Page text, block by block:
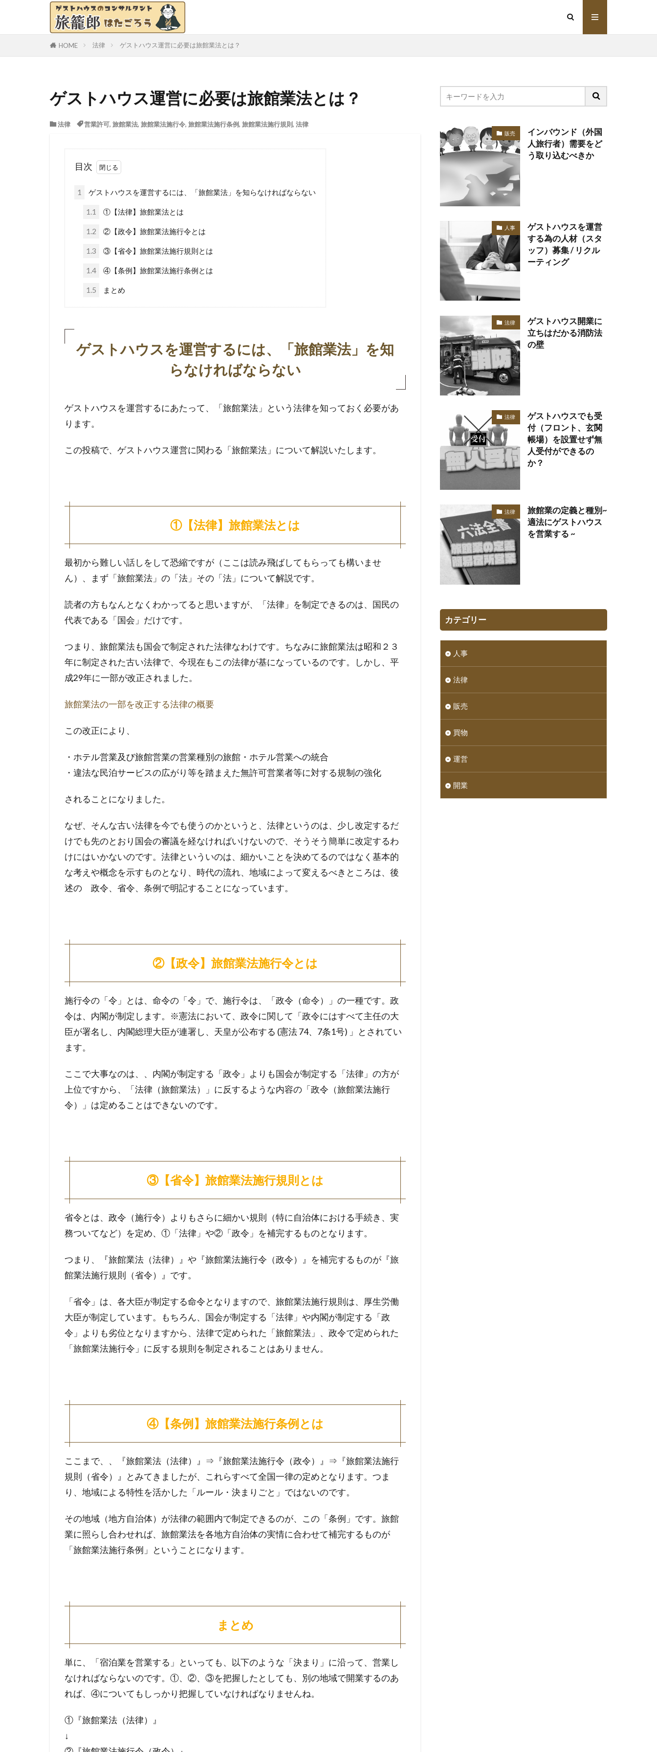
HOME 法律 ゲストハウス運営に必要は旅館業法とは？
ゲストハウス運営に必要は旅館業法とは？
法律 営業許可, 旅館業法, 旅館業法施行令, 旅館業法施行条例, 旅館業法施行規則, 法律
目次
1 ゲストハウスを運営するには、「旅館業法」を知らなければならない
1.1 ①【法律】旅館業法とは
1.2 ②【政令】旅館業法施行令とは
1.3 ③【省令】旅館業法施行規則とは
1.4 ④【条例】旅館業法施行条例とは
1.5 まとめ
ゲストハウスを運営するには、「旅館業法」を知
らなければならない
ゲストハウスを運営するにあたって、「旅館業法」という法律を知っておく必要があ
ります。
この投稿で、ゲストハウス運営に関わる「旅館業法」について解説いたします。
①【法律】旅館業法とは
最初から難しい話しをして恐縮ですが（ここは読み飛ばしてもらっても構いませ
ん）、まず「旅館業法」の「法」その「法」について解説です。
読者の方もなんとなくわかってると思いますが、「法律」を制定できるのは、国民の
代表である「国会」だけです。
つまり、旅館業法も国会で制定された法律なわけです。ちなみに旅館業法は昭和２３
年に制定された古い法律で、今現在もこの法律が基になっているのです。しかし、平
成29年に一部が改正されました。
旅館業法の一部を改正する法律の概要
この改正により、
・ホテル営業及び旅館営業の営業種別の旅館・ホテル営業への統合
・違法な民泊サービスの広がり等を踏まえた無許可営業者等に対する規制の強化
されることになりました。
なぜ、そんな古い法律を今でも使うのかというと、法律というのは、少し改定するだ
けでも先のとおり国会の審議を経なければいけないので、そうそう簡単に改定するわ
けにはいかないのです。法律といういのは、細かいことを決めてるのではなく基本的
な考えや概念を示すものとなり、時代の流れ、地域によって変えるべきところは、後
述の 政令、省令、条例で明記することになっています。
②【政令】旅館業法施行令とは
施行令の「令」とは、命令の「令」で、施行令は、「政令（命令）」の一種です。政
令は、内閣が制定します。※憲法において、政令に関して「政令にはすべて主任の大
臣が署名し、内閣総理大臣が連署し、天皇が公布する (憲法 74、7条1号) 」とされてい
ます。
ここで大事なのは、、内閣が制定する「政令」よりも国会が制定する「法律」の方が
上位ですから、「法律（旅館業法）」に反するような内容の「政令（旅館業法施行
令）」は定めることはできないのです。
③【省令】旅館業法施行規則とは
省令とは、政令（施行令）よりもさらに細かい規則（特に自治体における手続き、実
務ついてなど）を定め、①「法律」や②「政令」を補完するものとなります。
つまり、『旅館業法（法律）』や『旅館業法施行令（政令）』を補完するものが『旅
館業法施行規則（省令）』です。
「省令」は、各大臣が制定する命令となりますので、旅館業法施行規則は、厚生労働
大臣が制定しています。もちろん、国会が制定する「法律」や内閣が制定する「政
令」よりも劣位となりますから、法律で定められた「旅館業法」、政令で定められた
「旅館業法施行令」に反する規則を制定されることはありません。
④【条例】旅館業法施行条例とは
ここまで、、『旅館業法（法律）』⇒『旅館業法施行令（政令）』⇒『旅館業法施行
規則（省令）』とみてきましたが、これらすべて全国一律の定めとなります。つま
り、地域による特性を活かした「ルール・決まりごと」ではないのです。
その地域（地方自治体）が法律の範囲内で制定できるのが、この「条例」です。旅館
業に照らし合わせれば、旅館業法を各地方自治体の実情に合わせて補完するものが
「旅館業法施行条例」ということになります。
まとめ
単に、「宿泊業を営業する」といっても、以下のような「決まり」に沿って、営業し
なければならないのです。①、②、③を把握したとしても、別の地域で開業するのあ
れば、④についてもしっかり把握していなければなりませんね。
①『旅館業法（法律）』
↓
販売
インバウンド（外国
人旅行者）需要をど
う取り込むべきか
人事
ゲストハウスを運営
する為の人材（スタ
ッフ）募集 / リクル
ーティング
法律
ゲストハウス開業に
立ちはだかる消防法
の壁
法律
ゲストハウスでも受
付（フロント、玄関
帳場）を設置せず無
人受付ができるの
か？
法律
旅館業の定義と種別~
適法にゲストハウス
を営業する ~
カテゴリー
人事
法律
販売
買物
運営
開業